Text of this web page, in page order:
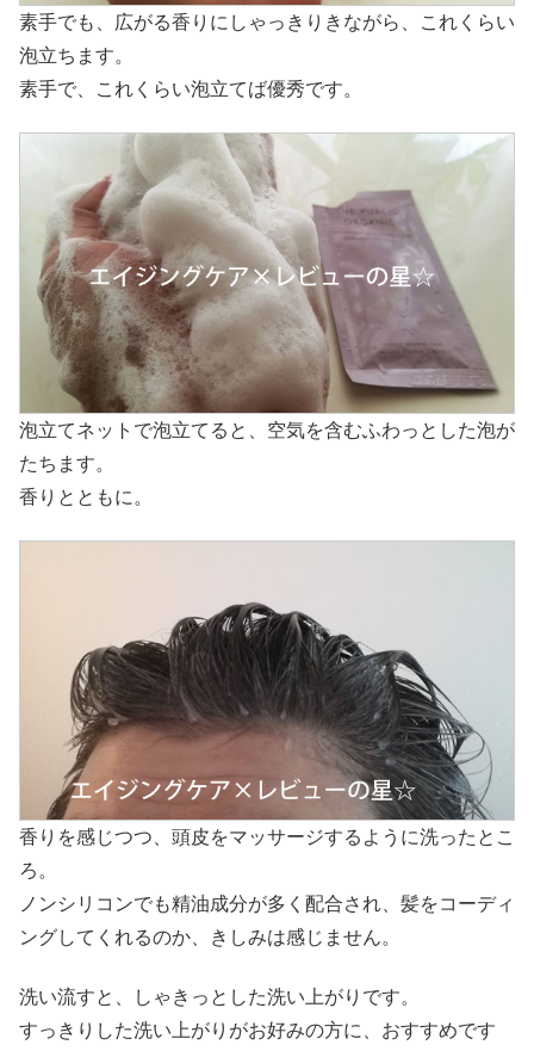
素手でも、広がる香りにしゃっきりきながら、これくらい
泡立ちます。
素手で、これくらい泡立てば優秀です。
泡立てネットで泡立てると、空気を含むふわっとした泡が
たちます。
香りとともに。
香りを感じつつ、頭皮をマッサージするように洗ったとこ
ろ。
ノンシリコンでも精油成分が多く配合され、髪をコーディ
ングしてくれるのか、きしみは感じません。
洗い流すと、しゃきっとした洗い上がりです。
すっきりした洗い上がりがお好みの方に、おすすめです